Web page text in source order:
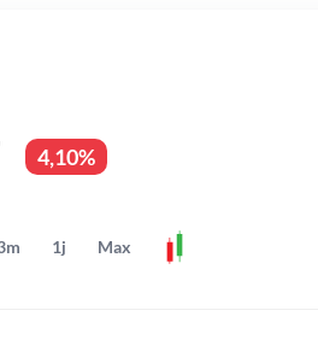
4,10%
1j Max